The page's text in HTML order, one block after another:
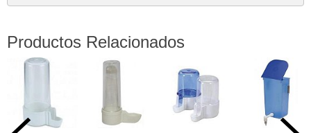
Productos Relacionados